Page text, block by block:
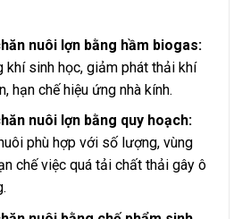
nuôi lợn bằng hầm biogas:
khí sinh học, giảm phát thải khí
hạn chế hiệu ứng nhà kính.
nuôi lợn bằng quy hoạch:
phù hợp với số lượng, vùng
chế việc quá tải chất thải gây ô